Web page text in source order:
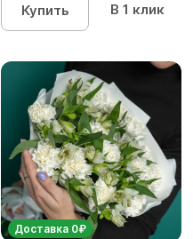
Купить В 1 клик
Доставка 0₽